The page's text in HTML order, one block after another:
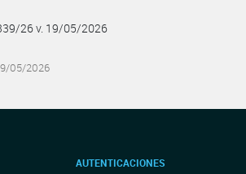
26 v. 19/05/2026
05/2026
AUTENTICACIONES